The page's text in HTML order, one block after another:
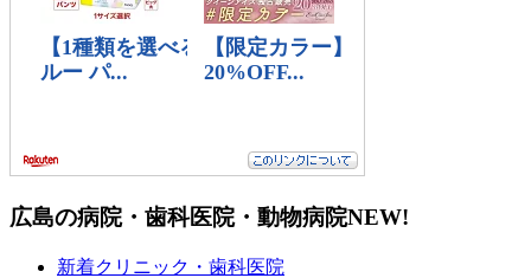
広島の病院・歯科医院・動物病院NEW!
新着クリニック・歯科医院